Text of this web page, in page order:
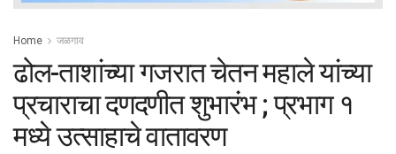
Home जळगाव
ढोल-ताशांच्या गजरात चेतन महाले यांच्या
प्रचाराचा दणदणीत शुभारंभ ; प्रभाग १
मध्ये उत्साहाचे वातावरण